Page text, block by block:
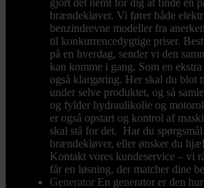
gjort det nemt for dig at finde en
brændekløver. Vi fører både
benzindrevne modeller fra
til konkurrencedygtige priser.
på en hverdag, sender vi den
kan komme i gang. Som en
også klargøring. Her skal du blot
under selve produktet, og så
og fylder hydraulikolie og
er også opstart og kontrol af
skal stå for det. Har du
brændekløver, eller ønsker du
Kontakt vores kundeservice – vi
får en løsning, der matcher dine
Generator En generator er den